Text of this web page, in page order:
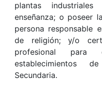
plantas
enseñanza; o poseer
persona responsable
de religión; y/o
profesional para
establecimientos
Secundaria.